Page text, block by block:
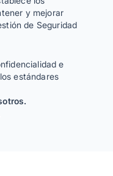
y mejorar
de Seguridad
e
estándares
para evitar